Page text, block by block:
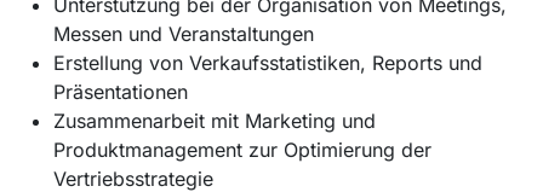
Messen und Veranstaltungen
Erstellung von Verkaufsstatistiken, Reports und
Präsentationen
Zusammenarbeit mit Marketing und
Produktmanagement zur Optimierung der
Vertriebsstrategie